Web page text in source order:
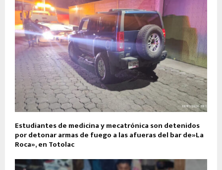
Estudiantes de medicina y mecatrónica son detenidos
por detonar armas de fuego a las afueras del bar de»La
Roca», en Totolac